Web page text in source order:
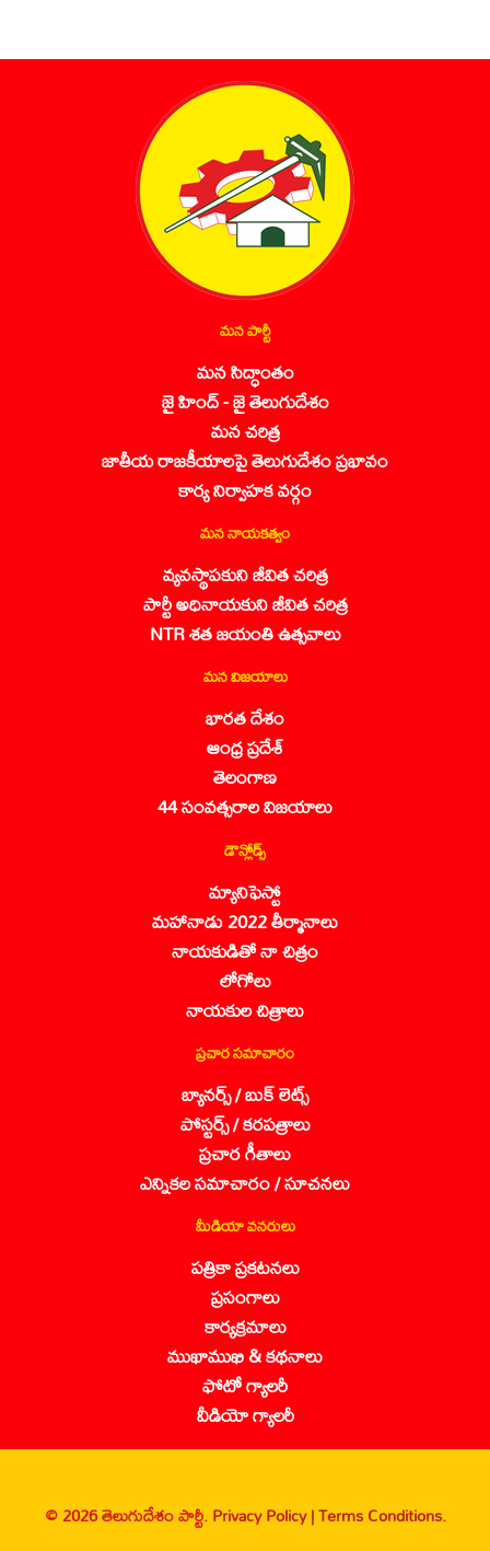
మన పార్టీ
మన సిద్ధాంతం
జై హింద్ - జై తెలుగుదేశం
మన చరిత్ర
జాతీయ రాజకీయాలపై తెలుగుదేశం ప్రభావం
కార్య నిర్వాహక వర్గం
మన నాయకత్వం
వ్యవస్థాపకుని జీవిత చరిత్ర
పార్టీ అధినాయకుని జీవిత చరిత్ర
NTR శత జయంతి ఉత్సవాలు
మన విజయాలు
భారత దేశం
ఆంధ్ర ప్రదేశ్
తెలంగాణ
44 సంవత్సరాల విజయాలు
డౌన్లోడ్స్
మ్యానిఫెస్టో
మహానాడు 2022 తీర్మానాలు
నాయకుడితో నా చిత్రం
లోగోలు
నాయకుల చిత్రాలు
ప్రచార సమాచారం
బ్యానర్స్ / బుక్ లెట్స్
పోస్టర్స్ / కరపత్రాలు
ప్రచార గీతాలు
ఎన్నికల సమాచారం / సూచనలు
మీడియా వనరులు
పత్రికా ప్రకటనలు
ప్రసంగాలు
కార్యక్రమాలు
ముఖాముఖి & కథనాలు
ఫోటో గ్యాలరీ
వీడియో గ్యాలరీ
© 2026 తెలుగుదేశం పార్టీ.Privacy Policy |Terms Conditions.